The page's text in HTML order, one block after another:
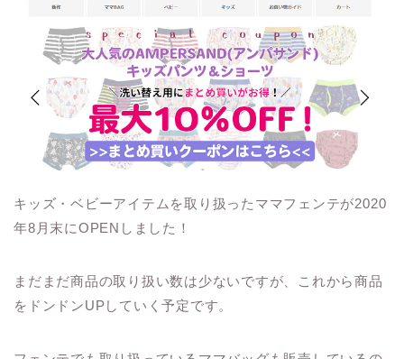
キッズ・ベビーアイテムを取り扱ったママフェンテが2020
年8月末にOPENしました！
まだまだ商品の取り扱い数は少ないですが、これから商品
をドンドンUPしていく予定です。